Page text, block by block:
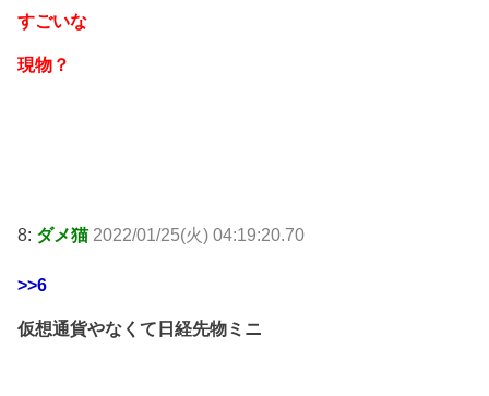
すごいな
現物？
8: ダメ猫 2022/01/25(火) 04:19:20.70
>>6
仮想通貨やなくて日経先物ミニ